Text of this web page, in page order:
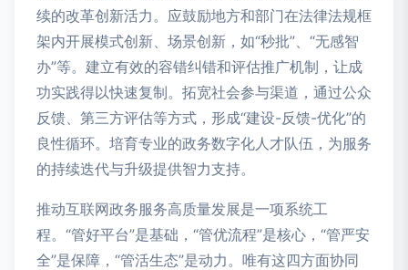
续的改革创新活力。应鼓励地方和部门在法律法规框
架内开展模式创新、场景创新，如“秒批”、“无感智
办”等。建立有效的容错纠错和评估推广机制，让成
功实践得以快速复制。拓宽社会参与渠道，通过公众
反馈、第三方评估等方式，形成“建设-反馈-优化”的
良性循环。培育专业的政务数字化人才队伍，为服务
的持续迭代与升级提供智力支持。
推动互联网政务服务高质量发展是一项系统工
程。“管好平台”是基础，“管优流程”是核心，“管严安
全”是保障，“管活生态”是动力。唯有这四方面协同